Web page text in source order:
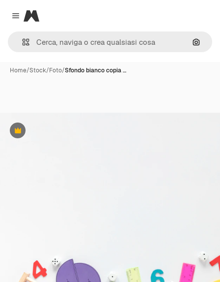
Close menu
Magnific
Cerca
Home/Stock/Foto/Sfondo bianco copia …
Premium